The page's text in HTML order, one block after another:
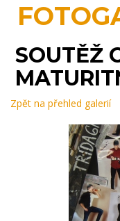
SOUTĚŽ
Zpět na přehled galerií